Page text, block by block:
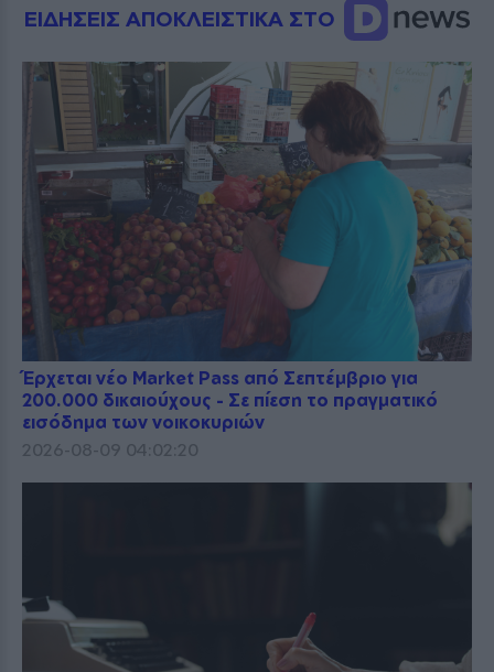
ΕΙΔΗΣΕΙΣ ΑΠΟΚΛΕΙΣΤΙΚΑ ΣΤΟ
Έρχεται νέο Market Pass από Σεπτέμβριο για
200.000 δικαιούχους - Σε πίεση το πραγματικό
εισόδημα των νοικοκυριών
2026-08-09 04:02:20